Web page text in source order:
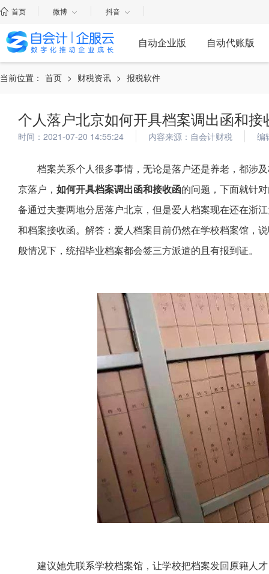
首页 微博 抖音
自动企业版 自动代账版
当前位置： 首页 > 财税资讯 > 报税软件
个人落户北京如何开具档案调出函和接
时间：2021-07-20 14:55:24 内容来源：自会计财税 编
档案关系个人很多事情，无论是落户还是养老，都涉
京落户， 如何开具档案调出函和接收函的问题，下面就针
备通过夫妻两地分居落户北京，但是爱人档案现在还在浙
和档案接收函。解答：爱人档案目前仍然在学校档案馆，
般情况下，统招毕业档案都会签三方派遣的且有报到证。
建议她先联系学校档案馆，让学校把档案发回原籍人